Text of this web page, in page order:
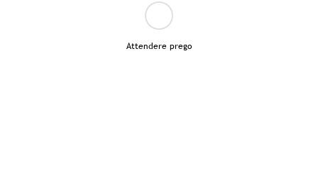
Attendere prego